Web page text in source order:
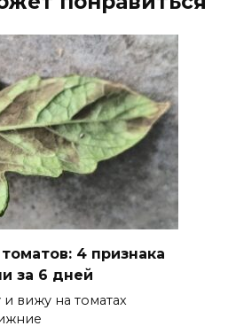
4 признака
за 6 дней
вижу на томатах